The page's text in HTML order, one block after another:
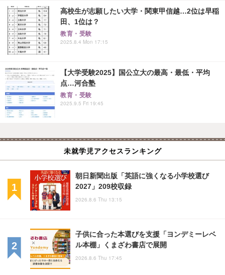
高校生が志願したい大学・関東甲信越…2位は早稲
田、1位は？
教育・受験
2025.8.4 Mon 17:15
【大学受験2025】国公立大の最高・最低・平均
点…河合塾
教育・受験
2025.9.5 Fri 19:45
未就学児アクセスランキング
朝日新聞出版「英語に強くなる小学校選び
2027」209校収録
2026.8.6 Thu 13:15
子供に合った本選びを支援「ヨンデミーレベ
ル本棚」くまざわ書店で展開
2026.8.6 Thu 17:45